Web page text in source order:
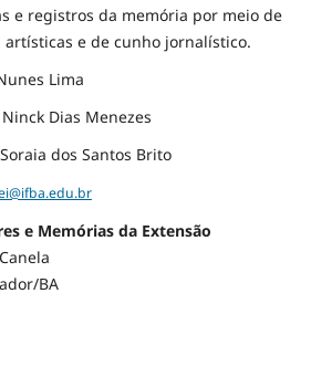
e registros da memória por meio de
e de cunho jornalístico.
Lima
Dias Menezes
dos Santos Brito
e Memórias da Extensão
BA